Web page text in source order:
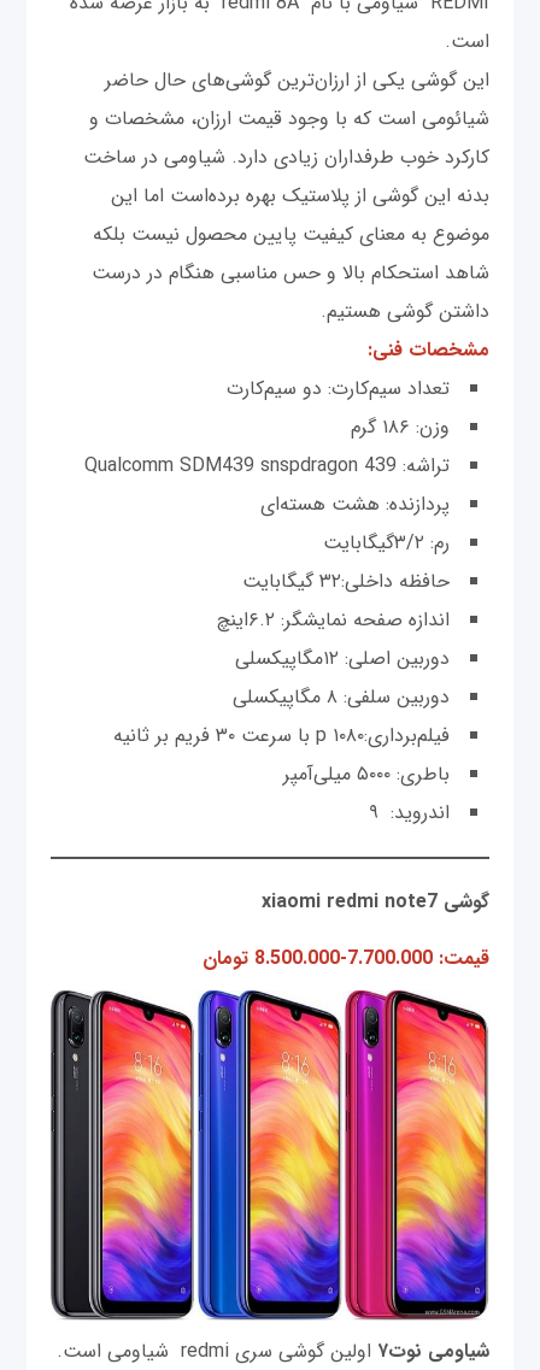
است.
این گوشی یکی از ارزان‌ترین گوشی‌های حال حاضر
شیائومی است که با وجود قیمت ارزان، مشخصات و
کارکرد خوب طرفداران زیادی دارد. شیاومی در ساخت
بدنه این گوشی از پلاستیک بهره برده‌است اما این
موضوع به معنای کیفیت پایین محصول نیست بلکه
شاهد استحکام بالا و حس مناسبی هنگام در درست
داشتن گوشی هستیم.
مشخصات فنی:
تعداد سیم‌کارت: دو سیم‌کارت
وزن: ۱۸۶ گرم
تراشه: Qualcomm SDM439 snspdragon 439
پردازنده: هشت هسته‌ای
رم: ۳/۲گیگابایت
حافظه داخلی:۳۲ گیگابایت
اندازه صفحه نمایشگر: ۶.۲اینچ
دوربین اصلی: ۱۲مگاپیکسلی
دوربین سلفی: ۸ مگاپیکسلی
فیلم‌برداری:p ۱۰۸۰ با سرعت ۳۰ فریم بر ثانیه
باطری: ۵۰۰۰ میلی‌آمپر
اندروید: ۹
گوشی xiaomi redmi note7
قیمت: 7.700.000-8.500.000 تومان
شیاومی نوت۷
اولین گوشی سری redmi شیاومی است.